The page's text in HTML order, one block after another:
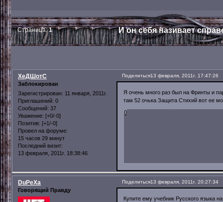
И он себя називает
Страница:1
Поделиться13 февраля, 2011г. 17:47:26
ХеДШотС
Заблокирован
Зарегистрирован: 11 января, 2011г.
Приглашений: 0
Сообщений: 37
Уважение: [+0/-0]
Позитив: [+1/-0]
Провел на форуме:
15 часов 29 минут
Последний визит:
13 февраля, 2011г. 18:38:46
Я очень много раз был на Фринты и
там 52 очька Защита Стихий вот ее
0
Поделиться13 февраля, 2011г. 20:27:34
DuPeXa
Говорящий Правду
Купите ему учебник Русского языка